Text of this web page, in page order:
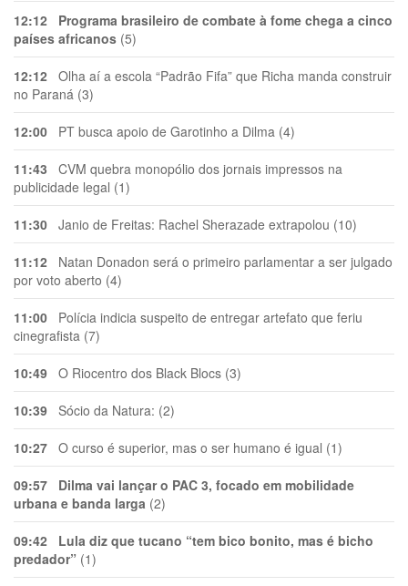
12:12
Programa brasileiro de combate à fome chega a cinco
países africanos (5)
12:12 Olha aí a escola “Padrão Fifa” que Richa manda construir
no Paraná (3)
12:00 PT busca apoio de Garotinho a Dilma (4)
11:43 CVM quebra monopólio dos jornais impressos na
publicidade legal (1)
11:30 Janio de Freitas: Rachel Sherazade extrapolou (10)
11:12 Natan Donadon será o primeiro parlamentar a ser julgado
por voto aberto (4)
11:00 Polícia indicia suspeito de entregar artefato que feriu
cinegrafista (7)
10:49 O Riocentro dos Black Blocs (3)
10:39 Sócio da Natura: (2)
10:27 O curso é superior, mas o ser humano é igual (1)
09:57
Dilma vai lançar o PAC 3, focado em mobilidade
urbana e banda larga (2)
09:42
Lula diz que tucano “tem bico bonito, mas é bicho
predador” (1)